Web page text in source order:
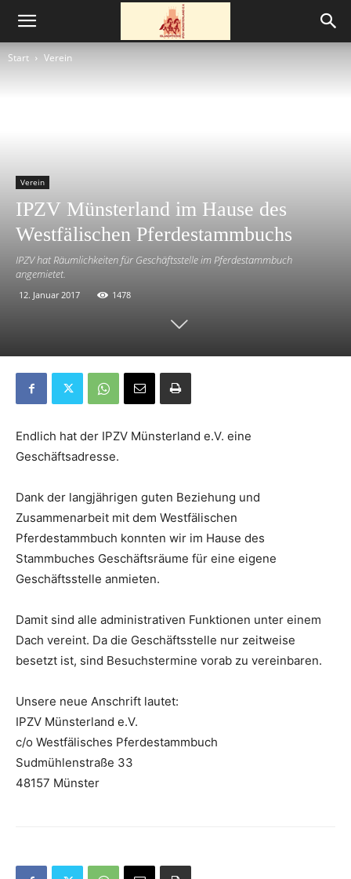
Start Verein
Verein
IPZV Münsterland im Hause des
Westfälischen Pferdestammbuchs
IPZV hat Räumlichkeiten für Geschäftsstelle im Pferdestammbuch
angemietet.
12. Januar 2017 1478
Endlich hat der IPZV Münsterland e.V. eine
Geschäftsadresse.
Dank der langjährigen guten Beziehung und
Zusammenarbeit mit dem Westfälischen
Pferdestammbuch konnten wir im Hause des
Stammbuches Geschäftsräume für eine eigene
Geschäftsstelle anmieten.
Damit sind alle administrativen Funktionen unter einem
Dach vereint. Da die Geschäftsstelle nur zeitweise
besetzt ist, sind Besuchstermine vorab zu vereinbaren.
Unsere neue Anschrift lautet:
IPZV Münsterland e.V.
c/o Westfälisches Pferdestammbuch
Sudmühlenstraße 33
48157 Münster